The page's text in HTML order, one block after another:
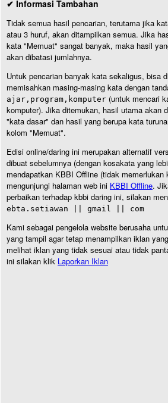
✔ Informasi Tambahan
Tidak semua hasil pencarian, terutama jika
atau 3 huruf, akan ditampilkan semua. Jika
kata "Memuat" sangat banyak, maka hasil
akan dibatasi jumlahnya.
Untuk pencarian banyak kata sekaligus, bisa
memisahkan masing-masing kata dengan
ajar,program,komputer (untuk mencari
komputer). Jika ditemukan, hasil utama akan
"kata dasar" dan hasil yang berupa kata
kolom "Memuat".
Edisi online/daring ini merupakan alternatif
dibuat sebelumnya (dengan kosakata yang
mendapatkan KBBI Offline (tidak
mengunjungi halaman web ini KBBI Offline.
perbaikan terhadap kbbi daring ini, silakan
ebta.setiawan || gmail || com
Kami sebagai pengelola website berusaha
yang tampil agar tetap menampilkan iklan
melihat iklan yang tidak sesuai atau tidak
ini silakan klik Laporkan Iklan